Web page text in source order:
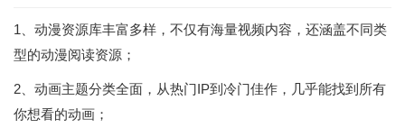
1、动漫资源库丰富多样，不仅有海量视频内容，还涵盖不同类
型的动漫阅读资源；
2、动画主题分类全面，从热门IP到冷门佳作，几乎能找到所有
你想看的动画；